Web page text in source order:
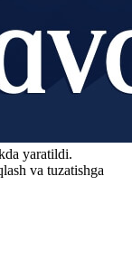
yaratildi.
va tuzatishga